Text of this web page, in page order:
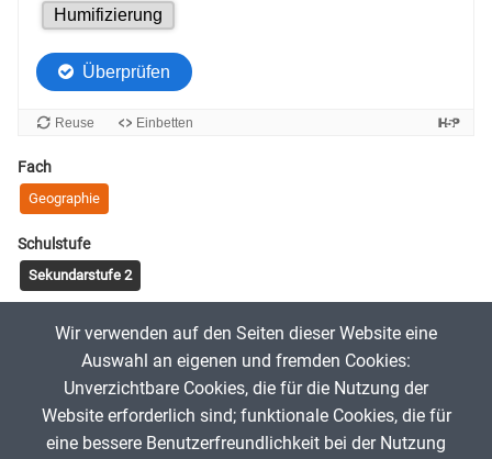
Fach
Geographie
Schulstufe
Sekundarstufe 2
Humifizierung Boden Bodenbildung
Wir verwenden auf den Seiten dieser Website eine
Auswahl an eigenen und fremden Cookies:
Unverzichtbare Cookies, die für die Nutzung der
Website erforderlich sind; funktionale Cookies, die für
eine bessere Benutzerfreundlichkeit bei der Nutzung